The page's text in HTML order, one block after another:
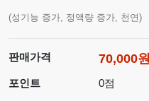
(성기능 증가, 정액량 증가, 천연)
판매가격 70,000원
포인트
0점